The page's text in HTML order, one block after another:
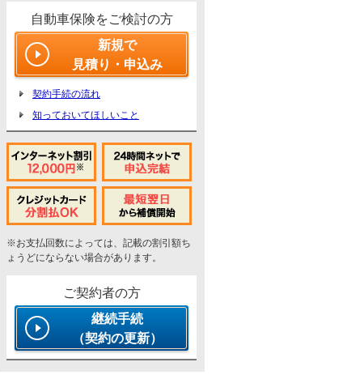
自動車保険をご検討の方
新規で
見積り・申込み
契約手続の流れ
知っておいてほしいこと
※お支払回数によっては、記載の割引額ち
ょうどにならない場合があります。
ご契約者の方
継続手続
（契約の更新）